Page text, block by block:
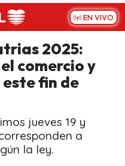
EN VIVO
2025:
comercio y
fin de
jueves 19 y
a
la ley.